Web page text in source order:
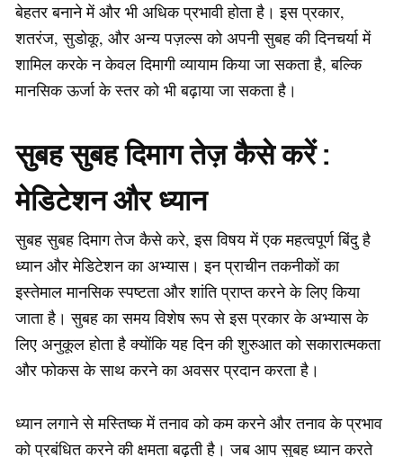
बेहतर बनाने में और भी अधिक प्रभावी होता है। इस प्रकार,
शतरंज, सुडोकू, और अन्य पज़ल्स को अपनी सुबह की दिनचर्या में
शामिल करके न केवल दिमागी व्यायाम किया जा सकता है, बल्कि
मानसिक ऊर्जा के स्तर को भी बढ़ाया जा सकता है।
सुबह सुबह दिमाग तेज़ कैसे करें :
मेडिटेशन और ध्यान
सुबह सुबह दिमाग तेज कैसे करे, इस विषय में एक महत्वपूर्ण बिंदु है
ध्यान और मेडिटेशन का अभ्यास। इन प्राचीन तकनीकों का
इस्तेमाल मानसिक स्पष्टता और शांति प्राप्त करने के लिए किया
जाता है। सुबह का समय विशेष रूप से इस प्रकार के अभ्यास के
लिए अनुकूल होता है क्योंकि यह दिन की शुरुआत को सकारात्मकता
और फोकस के साथ करने का अवसर प्रदान करता है।
ध्यान लगाने से मस्तिष्क में तनाव को कम करने और तनाव के प्रभाव
को प्रबंधित करने की क्षमता बढ़ती है। जब आप सुबह ध्यान करते